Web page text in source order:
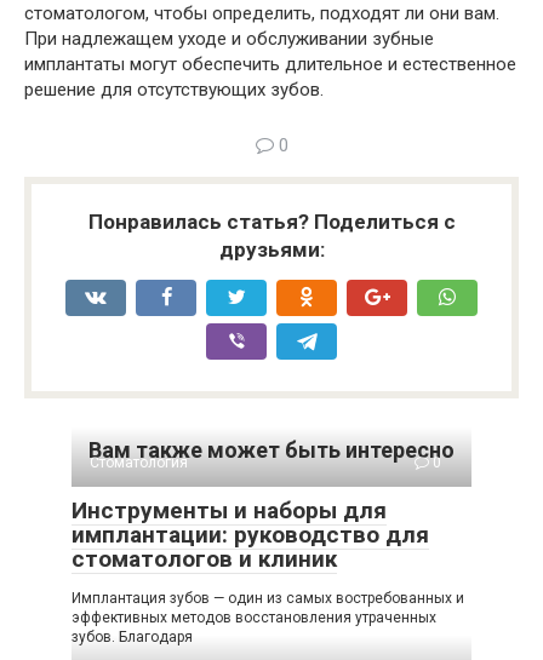
стоматологом, чтобы определить, подходят ли они вам.
При надлежащем уходе и обслуживании зубные
имплантаты могут обеспечить длительное и естественное
решение для отсутствующих зубов.
0
Понравилась статья? Поделиться с
друзьями:
Вам также может быть интересно
Стоматология 0
Инструменты и наборы для
имплантации: руководство для
стоматологов и клиник
Имплантация зубов — один из самых востребованных и
эффективных методов восстановления утраченных
зубов. Благодаря